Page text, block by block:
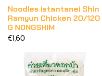
Noodles istantanei Shin
Ramyun Chicken 20/120
G NONGSHIM
€1,60